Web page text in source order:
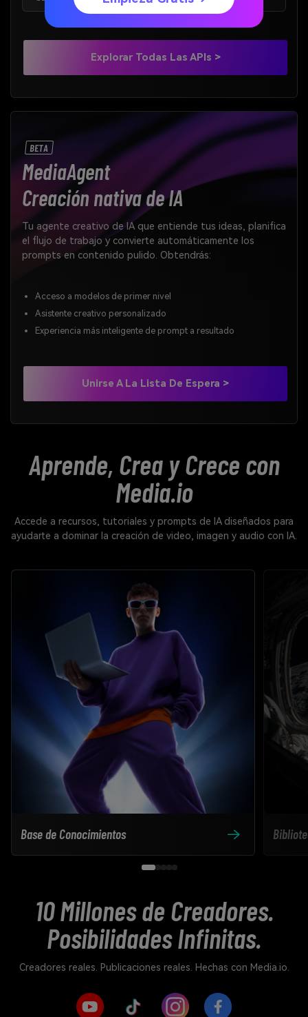
Explorar Todas Las APIs >
BETA
MediaAgent
Creación nativa de IA
Tu agente creativo de IA que entiende tus ideas, planifica
el flujo de trabajo y convierte automáticamente los
prompts en contenido pulido. Obtendrás:
Acceso a modelos de primer nivel
Asistente creativo personalizado
Experiencia más inteligente de prompt a resultado
Unirse A La Lista De Espera >
Aprende, Crea y Crece con
Media.io
Accede a recursos, tutoriales y prompts de IA diseñados para
ayudarte a dominar la creación de video, imagen y audio con IA.
Base de Conocimientos
10 Millones de Creadores.
Posibilidades Infinitas.
Creadores reales. Publicaciones reales. Hechas con Media.io.